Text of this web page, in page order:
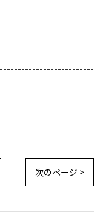
次のページ >